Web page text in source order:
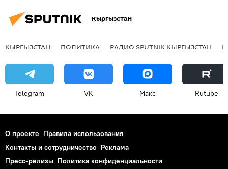
Кыргызстан
КЫРГЫЗСТАН ПОЛИТИКА РАДИО SPUTNIK КЫРГЫЗСТАН
Telegram VK Макс Rutube
О проекте Правила использования
Контакты и сотрудничество Реклама
Пресс-релизы Политика конфиденциальности